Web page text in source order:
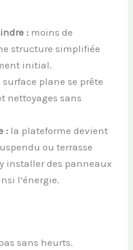
: moins de
structure simplifiée
initial.
surface plane se prête
nettoyages sans
: la plateforme devient
ou terrasse
installer des panneaux
l’énergie.
sans heurts.